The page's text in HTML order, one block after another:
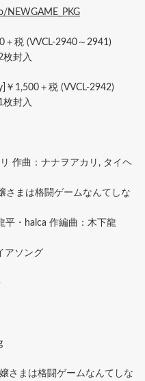
NEWGAME_PKG
税 (VVCL-2940～2941)
枚封入
1,500＋税 (VVCL-2942)
枚封入
作曲：ナナヲアカリ, タイヘ
さまは格闘ゲームなんてしな
平・halca 作編曲：木下龍
アソング
さまは格闘ゲームなんてしな